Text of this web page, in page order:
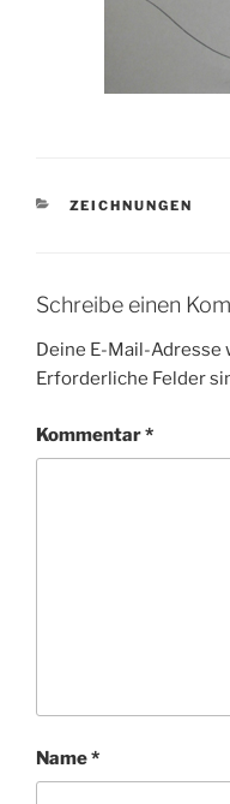
KATEGORIEN
ZEICHNUNGEN
Schreibe einen
Deine E-Mail-
Erforderliche Felder
Kommentar*
Name*